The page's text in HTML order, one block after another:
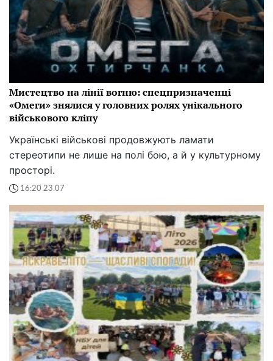
Мистецтво на лінії вогню: спецпризначенці
«Омеги» знялися у головних ролях унікального
військового кліпу
Українські військові продовжують ламати
стереотипи не лише на полі бою, а й у культурному
просторі.
16:20 23.07